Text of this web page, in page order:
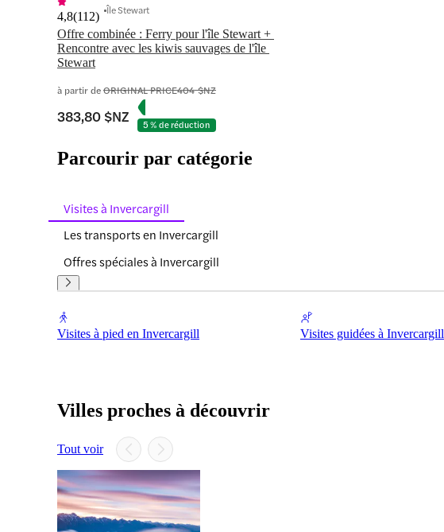
Offre combinée : Ferry pour l'île Stewart +
Rencontre avec les kiwis sauvages de l'île
Stewart
4,8(112) Île Stewart
à partir deORIGINAL PRICE404 $NZ
383,80 $NZ 5 % de réduction
Parcourir par catégorie
Visites à Invercargill
Les transports en Invercargill
Offres spéciales à Invercargill
Visites à pied en Invercargill Visites guidées à Invercargill
Villes proches à découvrir
Tout voir